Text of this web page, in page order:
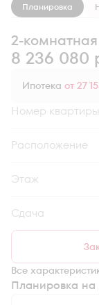
Планировка
2-
8 236 080
Ипотека от 27
Номер квартиры
Секция
Этаж
Сдача
Все
Планировка на